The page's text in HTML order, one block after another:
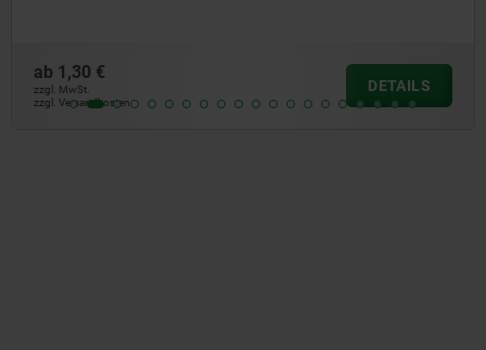
ab1,04 €
zzgl. MwSt.
zzgl. Versandkosten
DETAILS